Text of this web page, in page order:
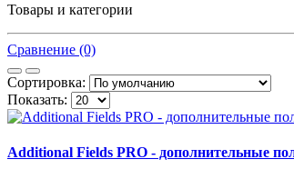
Товары и категории
Сравнение (0)
Сортировка:
Показать:
Additional Fields PRO - дополнительные